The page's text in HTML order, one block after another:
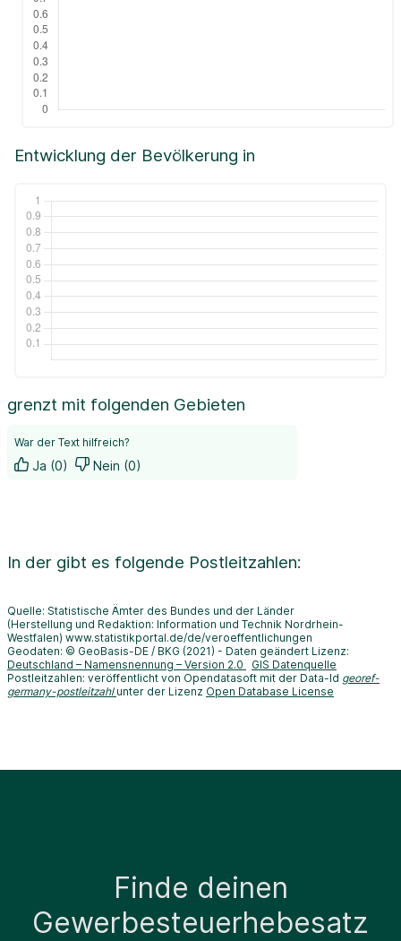
Entwicklung der Bevölkerung in
grenzt mit folgenden Gebieten
War der Text hilfreich?
Ja (0) Nein (0)
In der gibt es folgende Postleitzahlen:
Quelle: Statistische Ämter des Bundes und der Länder
(Herstellung und Redaktion: Information und Technik Nordrhein-
Westfalen) www.statistikportal.de/de/veroeffentlichungen
Geodaten: © GeoBasis-DE / BKG (2021) - Daten geändert Lizenz:
Deutschland – Namensnennung – Version 2.0
GIS Datenquelle
Postleitzahlen: veröffentlicht von Opendatasoft mit der Data-Id georef-
germany-postleitzahl unter der Lizenz Open Database License
Finde deinen
Gewerbesteuerhebesatz